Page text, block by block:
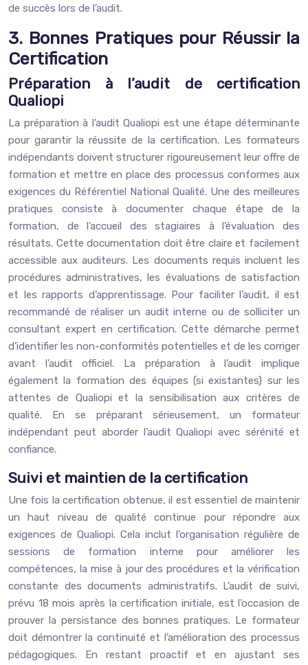
de succès lors de l’audit.
3. Bonnes Pratiques pour Réussir la
Certification
Préparation à l’audit de certification
Qualiopi
La préparation à l’audit Qualiopi est une étape déterminante
pour garantir la réussite de la certification. Les formateurs
indépendants doivent structurer rigoureusement leur offre de
formation et mettre en place des processus conformes aux
exigences du Référentiel National Qualité. Une des meilleures
pratiques consiste à documenter chaque étape de la
formation, de l’accueil des stagiaires à l’évaluation des
résultats. Cette documentation doit être claire et facilement
accessible aux auditeurs. Les documents requis incluent les
procédures administratives, les évaluations de satisfaction
et les rapports d’apprentissage. Pour faciliter l’audit, il est
recommandé de réaliser un audit interne ou de solliciter un
consultant expert en certification. Cette démarche permet
d’identifier les non-conformités potentielles et de les corriger
avant l’audit officiel. La préparation à l’audit implique
également la formation des équipes (si existantes) sur les
attentes de Qualiopi et la sensibilisation aux critères de
qualité. En se préparant sérieusement, un formateur
indépendant peut aborder l’audit Qualiopi avec sérénité et
confiance.
Suivi et maintien de la certification
Une fois la certification obtenue, il est essentiel de maintenir
un haut niveau de qualité continue pour répondre aux
exigences de Qualiopi. Cela inclut l’organisation régulière de
sessions de formation interne pour améliorer les
compétences, la mise à jour des procédures et la vérification
constante des documents administratifs. L’audit de suivi,
prévu 18 mois après la certification initiale, est l’occasion de
prouver la persistance des bonnes pratiques. Le formateur
doit démontrer la continuité et l’amélioration des processus
pédagogiques. En restant proactif et en ajustant ses